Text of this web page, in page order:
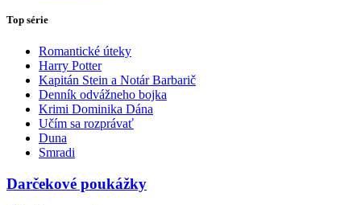
Top série
Romantické úteky
Harry Potter
Kapitán Stein a Notár Barbarič
Denník odvážneho bojka
Krimi Dominika Dána
Učím sa rozprávať
Duna
Smradi
Darčekové poukážky